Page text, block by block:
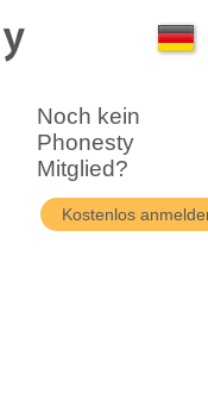
Noch kein
Phonesty
Mitglied?